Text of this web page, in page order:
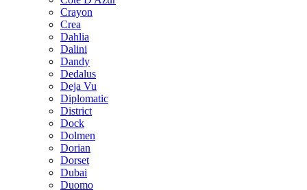
Crayon
Crea
Dahlia
Dalini
Dandy
Dedalus
Deja Vu
Diplomatic
District
Dock
Dolmen
Dorian
Dorset
Dubai
Duomo